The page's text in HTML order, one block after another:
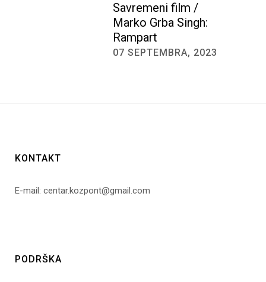
Savremeni film /
Marko Grba Singh:
Rampart
07 SEPTEMBRA, 2023
KONTAKT
E-mail: centar.kozpont@gmail.com
PODRŠKA